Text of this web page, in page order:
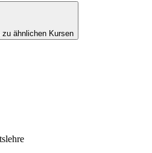
zu ähnlichen Kursen